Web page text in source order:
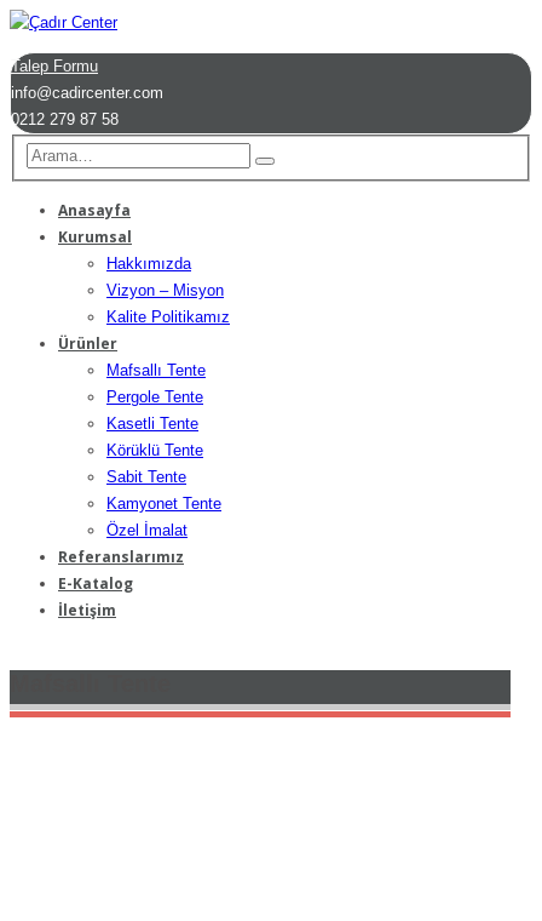
Talep Formu
info@cadircenter.com
0212 279 87 58
Anasayfa
Kurumsal
Hakkımızda
Vizyon – Misyon
Kalite Politikamız
Ürünler
Mafsallı Tente
Pergole Tente
Kasetli Tente
Körüklü Tente
Sabit Tente
Kamyonet Tente
Özel İmalat
Referanslarımız
E-Katalog
İletişim